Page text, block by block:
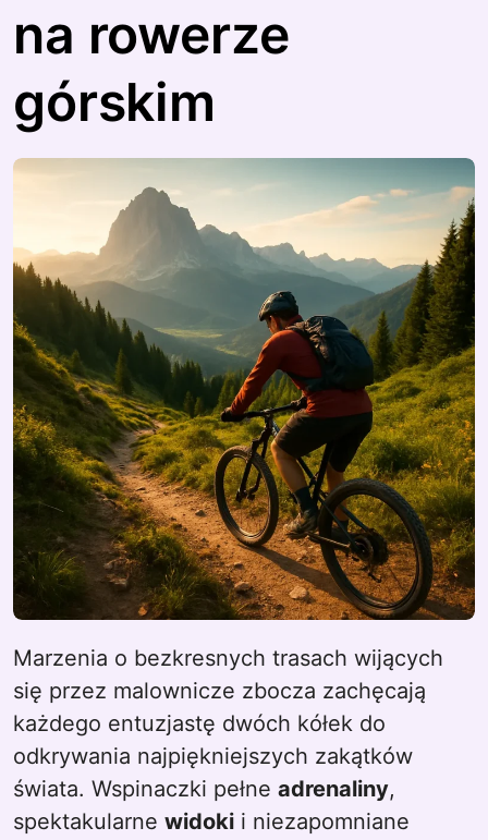
na rowerze
górskim
Marzenia o bezkresnych trasach wijących
się przez malownicze zbocza zachęcają
każdego entuzjastę dwóch kółek do
odkrywania najpiękniejszych zakątków
świata. Wspinaczki pełne adrenaliny,
spektakularne widoki i niezapomniane